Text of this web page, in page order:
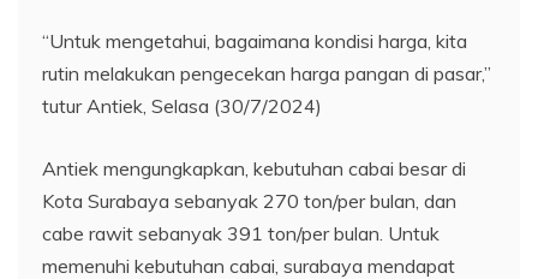
“Untuk mengetahui, bagaimana kondisi harga, kita
rutin melakukan pengecekan harga pangan di pasar,”
tutur Antiek, Selasa (30/7/2024)
Antiek mengungkapkan, kebutuhan cabai besar di
Kota Surabaya sebanyak 270 ton/per bulan, dan
cabe rawit sebanyak 391 ton/per bulan. Untuk
memenuhi kebutuhan cabai, surabaya mendapat